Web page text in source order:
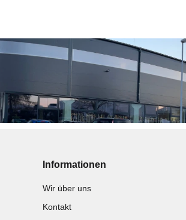
Informationen
Wir über uns
Kontakt